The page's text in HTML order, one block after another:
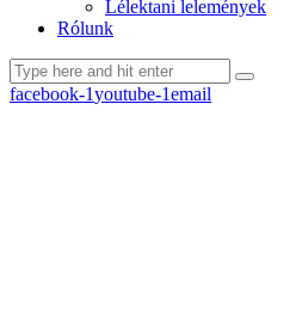
Lélektani lelemények
Rólunk
facebook-1youtube-1email